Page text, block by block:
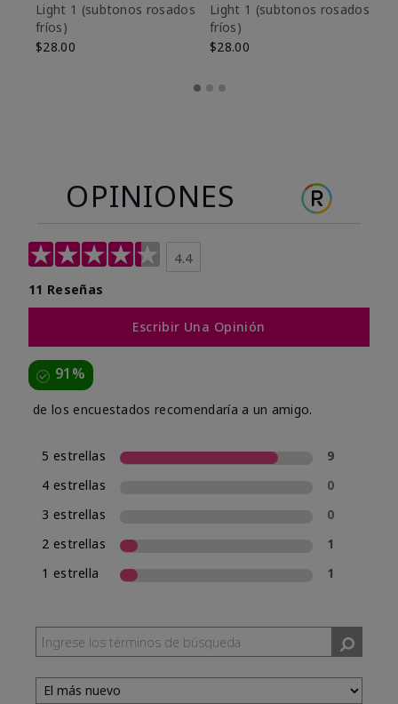
Light 1​ (subtonos rosados
fríos)
$28.00
Light 1​ (subtonos rosados
fríos)
$28.00
OPINIONES
4.4
11 Reseñas
Escribir Una Opinión
91%
de los encuestados recomendaría a un amigo.
5 estrellas
9
4 estrellas
0
3 estrellas
0
2 estrellas
1
1 estrella
1